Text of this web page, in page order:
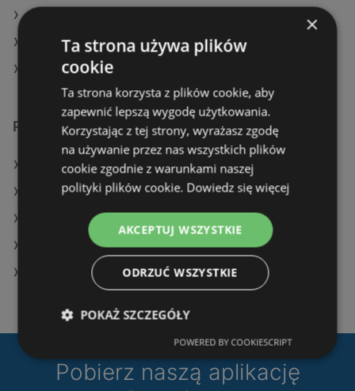
Aktualne gazetki Netto
Aktualne gazetki Selgros
Aktualne gazetki Auchan
Podobne sklepy detaliczne
Oferty Action
Oferty Delikatesy Centrum
Oferty Netto
Oferty Auchan
Oferty Carrefour
Pobierz naszą aplikację
×
Ta strona używa plików
cookie
Ta strona korzysta z plików cookie, aby
zapewnić lepszą wygodę użytkowania.
Korzystając z tej strony, wyrażasz zgodę
na używanie przez nas wszystkich plików
cookie zgodnie z warunkami naszej
polityki plików cookie. Dowiedz się więcej
AKCEPTUJ WSZYSTKIE
ODRZUĆ WSZYSTKIE
POKAŻ SZCZEGÓŁY
POWERED BY COOKIESCRIPT